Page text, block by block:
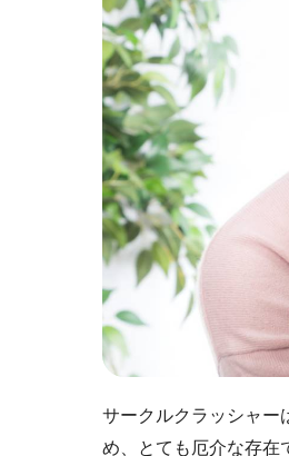
サークルクラッシャー
め、とても厄介な存在